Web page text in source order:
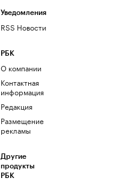
Уведомления
RSS Новости
РБК
О компании
Контактная
информация
Редакция
Размещение
рекламы
Другие
продукты
РБК